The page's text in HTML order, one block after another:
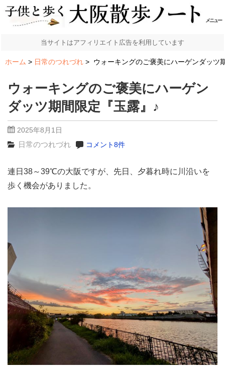
メニュー
当サイトはアフィリエイト広告を利用しています
ホーム 日常のつれづれ ウォーキングのご褒美にハーゲンダッツ
ウォーキングのご褒美にハーゲン
ダッツ期間限定『玉露』♪
2025年8月1日
日常のつれづれ コメント8件
連日38～39℃の大阪ですが、先日、夕暮れ時に川沿いを
歩く機会がありました。